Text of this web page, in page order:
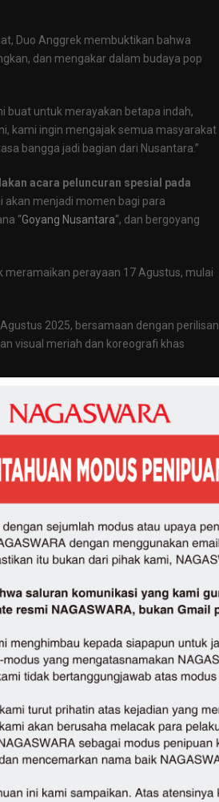
Duo Anggrek membuktikan bahwa
dan mengakar dalam budaya pop
buat untuk merayakan betapa indah,
kami ingin mengajak semua masyarakat
bangga jadi bagian dari Nusantara.”
acara peluncuran spesial pada
akan menjadi momen bagi para
“Goyang Nusantara“, dan bergoyang
meramaikan perayaan 17 Agustus, mulai
2025, bersamaan dengan perilisan
visual meriah dan koreografi khas